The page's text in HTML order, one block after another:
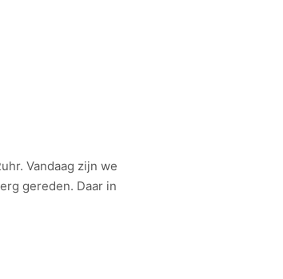
Vandaag zijn we
gereden. Daar in